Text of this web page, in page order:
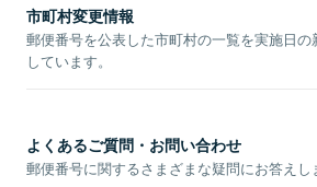
市町村変更情報
郵便番号を公表した市町村の一覧を実施日
しています。
よくあるご質問・お問い合わせ
郵便番号に関するさまざまな疑問にお答えし